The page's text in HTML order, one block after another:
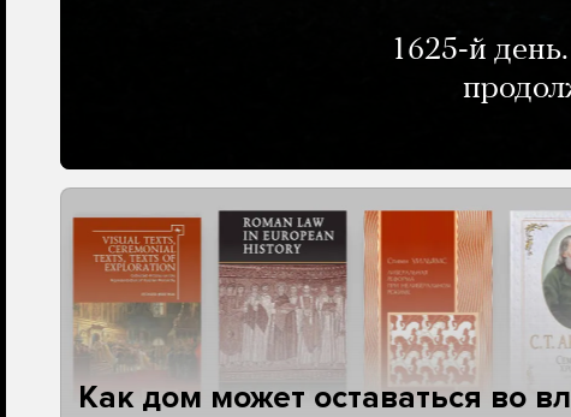
1625-й
Как дом может оставаться во